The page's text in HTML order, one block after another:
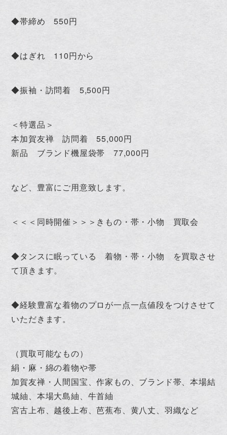
◆帯締め 550円
◆はぎれ 110円から
◆振袖・訪問着 5,500円
＜特選品＞
本加賀友禅 訪問着 55,000円
新品 ブランド機屋袋帯 77,000円
など、豊富にご用意致します。
＜＜＜同時開催＞＞＞きもの・帯・小物 買取会
◆タンスに眠っている 着物・帯・小物 を買取させ
て頂きます。
◆経験豊富な着物のプロが一点一点値段をつけさせて
いただきます。
（買取可能なもの）
絹・麻・綿の着物や帯
加賀友禅・人間国宝、作家もの、ブランド帯、本場結
城紬、本場大島紬、牛首紬
宮古上布、越後上布、芭蕉布、黄八丈、羽織など